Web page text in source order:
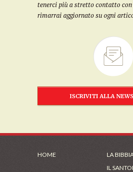
tenerci più a stretto contatto
rimarrai aggiornato su ogni
ISCRIVITI ALLA
HOME LA
IL